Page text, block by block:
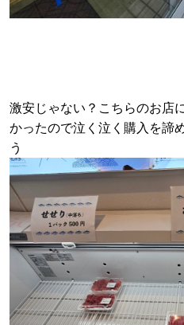
激安じゃない？こちらのお店
かったので泣く泣く購入を諦
う